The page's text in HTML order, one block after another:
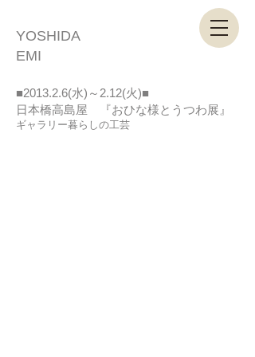
YOSHIDA
EMI
■2013.2.6(水)～2.12(火)■
日本橋高島屋 『おひな様とうつわ展』
ギャラリー暮らしの工芸